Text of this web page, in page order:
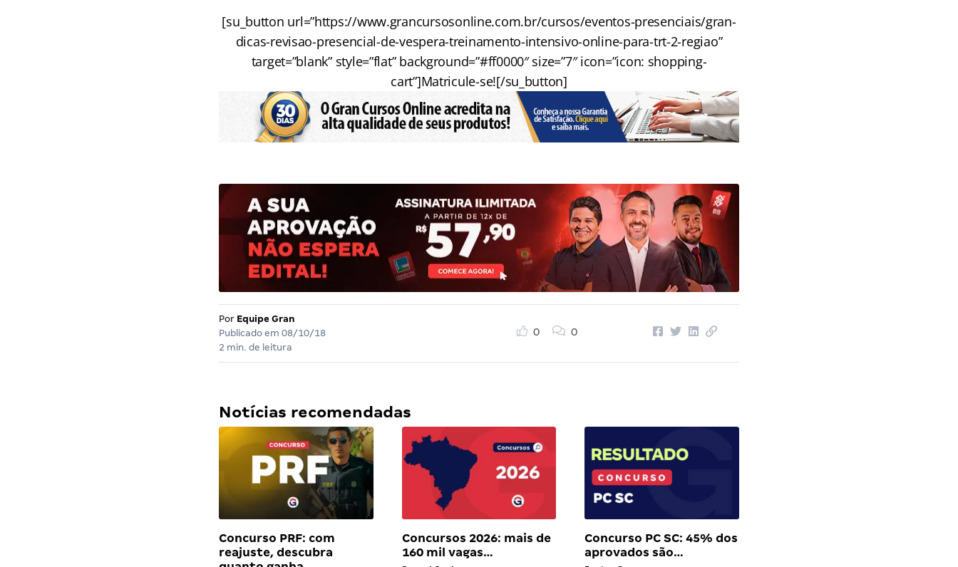
[su_button url=”https://www.grancursosonline.com.br/cursos/eventos-presenciais/gran-
dicas-revisao-presencial-de-vespera-treinamento-intensivo-online-para-trt-2-regiao”
target=”blank” style=”flat” background=”#ff0000″ size=”7″ icon=”icon: shopping-
cart”]Matricule-se![/su_button]
Por Equipe Gran
Publicado em 08/10/18
2 min. de leitura
0 0
Notícias recomendadas
Concurso PRF: com
reajuste, descubra
Concursos 2026: mais de
160 mil vagas…
Concurso PC SC: 45% dos
aprovados são…